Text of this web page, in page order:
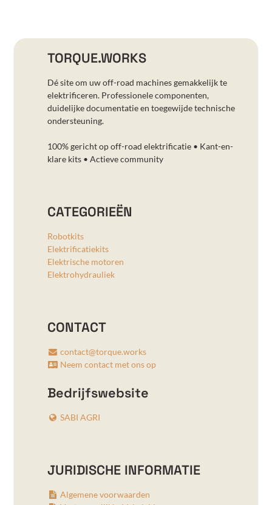
TORQUE.WORKS
Dé site om uw off-road machines gemakkelijk te
elektrificeren. Professionele componenten,
duidelijke documentatie en toegewijde technische
ondersteuning.
100% gericht op off-road elektrificatie • Kant-en-
klare kits • Actieve community
CATEGORIEËN
Robotkits
Elektrificatiekits
Elektrische motoren
Elektrohydrauliek
CONTACT
contact@torque.works
Neem contact met ons op
Bedrijfswebsite
SABI AGRI
JURIDISCHE INFORMATIE
Algemene voorwaarden